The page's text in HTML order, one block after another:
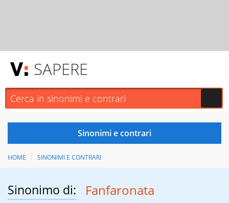
SAPERE
HOME SINONIMI E CONTRARI
Sinonimo di: Fanfaronata